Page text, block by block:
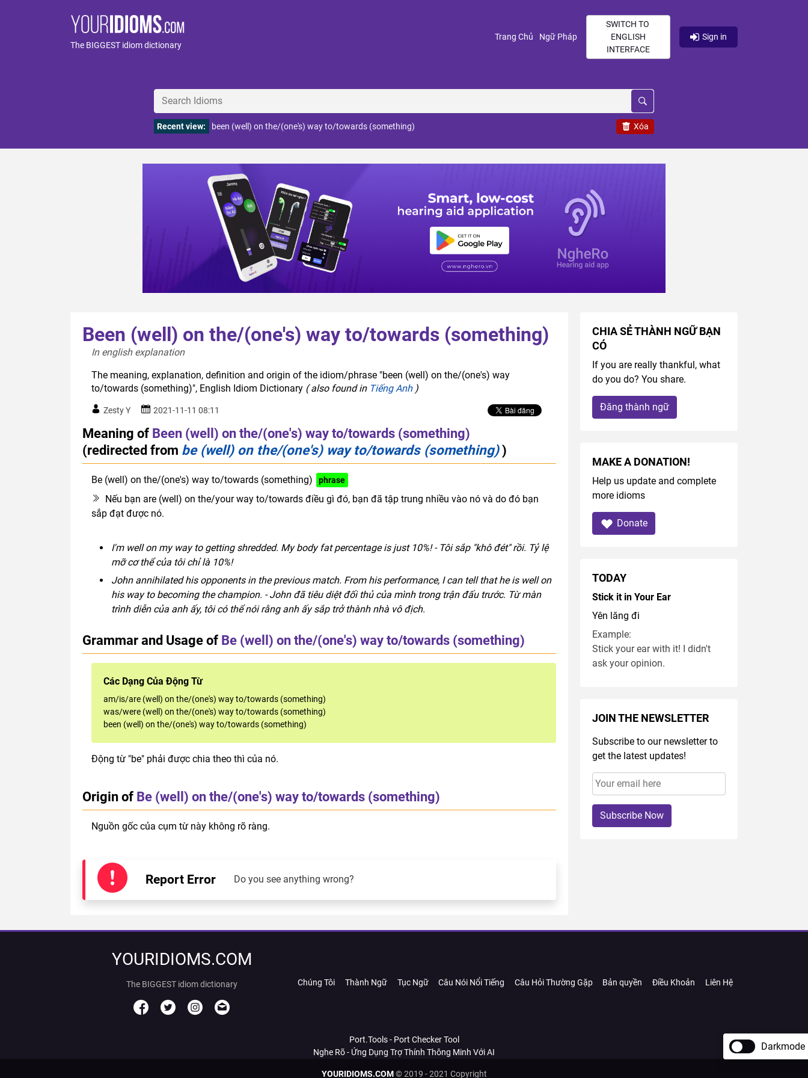
The BIGGEST idiom dictionary
Trang Chủ (current)
Ngữ Pháp(current)
SWITCH TO
ENGLISH
INTERFACE
Sign in
Xóa
Recent view: been (well) on the/(one's) way to/towards (something)
Been (well) on the/(one's) way to/towards (something)
In english explanation
The meaning, explanation, definition and origin of the idiom/phrase "been (well) on the/(one's) way
to/towards (something)", English Idiom Dictionary ( also found in Tiếng Anh)
Zesty Y 2021-11-11 08:11
Meaning of Been (well) on the/(one's) way to/towards (something)
(redirected from be (well) on the/(one's) way to/towards (something))
Be (well) on the/(one's) way to/towards (something) phrase
Nếu bạn are (well) on the/your way to/towards điều gì đó, bạn đã tập trung nhiều vào nó và do đó bạn
sắp đạt được nó.
I'm well on my way to getting shredded. My body fat percentage is just 10%! - Tôi sắp "khô đét" rồi. Tỷ lệ
mỡ cơ thể của tôi chỉ là 10%!
John annihilated his opponents in the previous match. From his performance, I can tell that he is well on
his way to becoming the champion. - John đã tiêu diệt đối thủ của mình trong trận đấu trước. Từ màn
trình diễn của anh ấy, tôi có thể nói rằng anh ấy sắp trở thành nhà vô địch.
Grammar and Usage of Be (well) on the/(one's) way to/towards (something)
Các Dạng Của Động Từ
am/is/are (well) on the/(one's) way to/towards (something)
was/were (well) on the/(one's) way to/towards (something)
been (well) on the/(one's) way to/towards (something)
Động từ "be" phải được chia theo thì của nó.
Origin of Be (well) on the/(one's) way to/towards (something)
Nguồn gốc của cụm từ này không rõ ràng.
Report Error Do you see anything wrong?
CHIA SẺ THÀNH NGỮ BẠN
CÓ
If you are really thankful, what
do you do? You share.
Đăng thành ngữ
MAKE A DONATION!
Help us update and complete
more idioms
Donate
TODAY
Stick it in Your Ear
Yên lăng đi
Example:
Stick your ear with it! I didn't
ask your opinion.
JOIN THE NEWSLETTER
Subscribe to our newsletter to
get the latest updates!
Subscribe Now
YOURIDIOMS.COM
The BIGGEST idiom dictionary Chúng Tôi Thành Ngữ Tục Ngữ Câu Nói Nổi Tiếng Câu Hỏi Thường Gặp Bản quyền Điều Khoản Liên Hệ
Port.Tools - Port Checker Tool
Nghe Rõ - Ứng Dụng Trợ Thính Thông Minh Với AI
YOURIDIOMS.COM© 2019 - 2021 Copyright
Darkmode